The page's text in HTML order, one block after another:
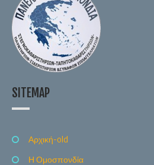
SITEMAP
Αρχική-old
Η Ομοσπονδία